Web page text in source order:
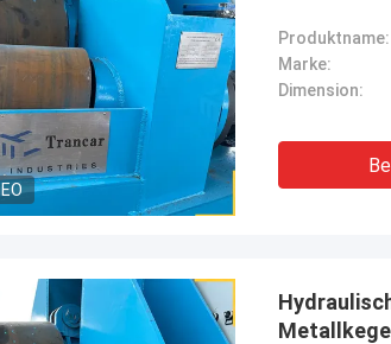
Produktname:
Marke:
Dimension: